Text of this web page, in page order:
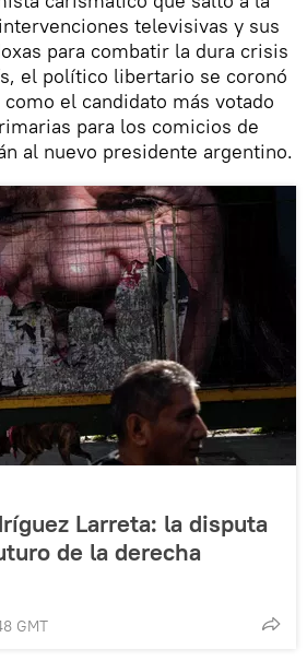
televisivas y sus
para combatir la dura crisis
el político libertario se coronó
como el candidato más votado
para los comicios de
al nuevo presidente argentino.
Larreta: la disputa
de la derecha
GMT